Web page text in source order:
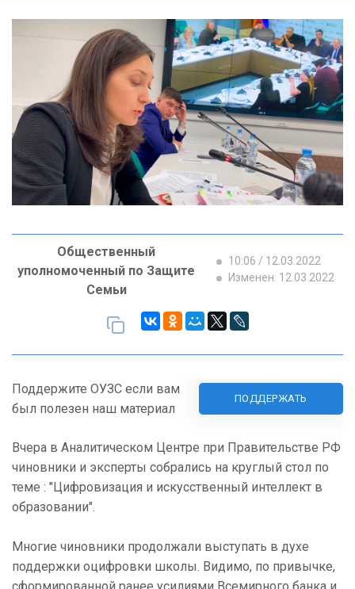
Общественный
уполномоченный по Защите
Семьи
10:06 / 12.03.2022
Изменен: 12.03.2022
Поддержите ОУЗС если вам
был полезен наш материал
ПОДДЕРЖАТЬ
Вчера в Аналитическом Центре при Правительстве РФ
чиновники и эксперты собрались на круглый стол по
теме : "Цифровизация и искусственный интеллект в
образовании".
Многие чиновники продолжали выступать в духе
поддержки оцифровки школы. Видимо, по привычке,